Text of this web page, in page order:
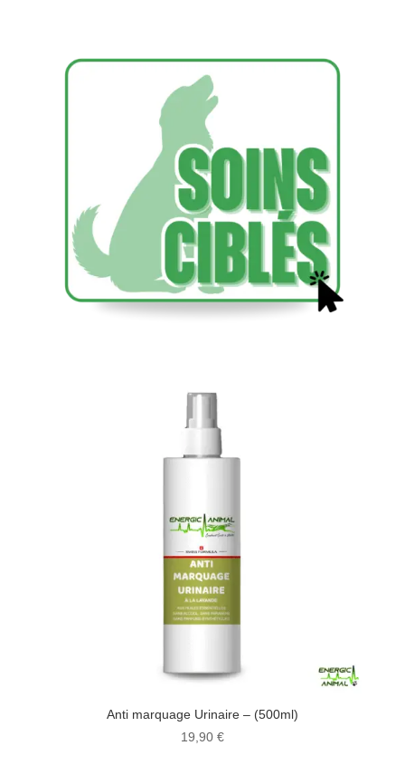
Anti marquage Urinaire – (500ml)
19,90 €